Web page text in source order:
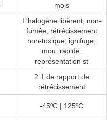
mois
L'halogène libèrent, non-
fumée, rétrécissement
non-toxique, ignifuge,
mou, rapide,
représentation st
2:1 de rapport de
rétrécissement
-45ºC | 125ºC